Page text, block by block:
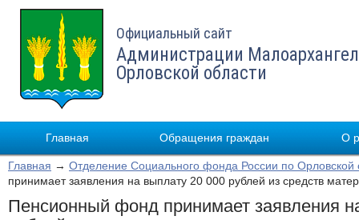
Официальный сайт
Администрации
Орловской области
Главная Обращения граждан О
Главная → Отделение Социального фонда России по Орловской
принимает заявления на выплату 20 000 рублей из средств
Пенсионный фонд принимает заявления